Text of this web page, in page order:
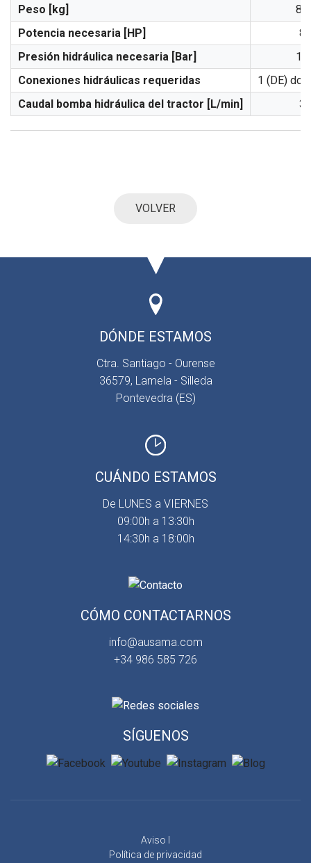
Peso [kg]
Potencia necesaria [HP]
80
Presión hidráulica necesaria [Bar]
Conexiones hidráulicas requeridas
1 (DE)
Caudal bomba hidráulica del tractor [L/min]
35
VOLVER
DÓNDE ESTAMOS
Ctra. Santiago - Ourense
36579, Lamela - Silleda
Pontevedra (ES)
CUÁNDO ESTAMOS
De LUNES a VIERNES
09:00h a 13:30h
14:30h a 18:00h
CÓMO CONTACTARNOS
info@ausama.com
+34 986 585 726
SÍGUENOS
Aviso l
Política de privacidad